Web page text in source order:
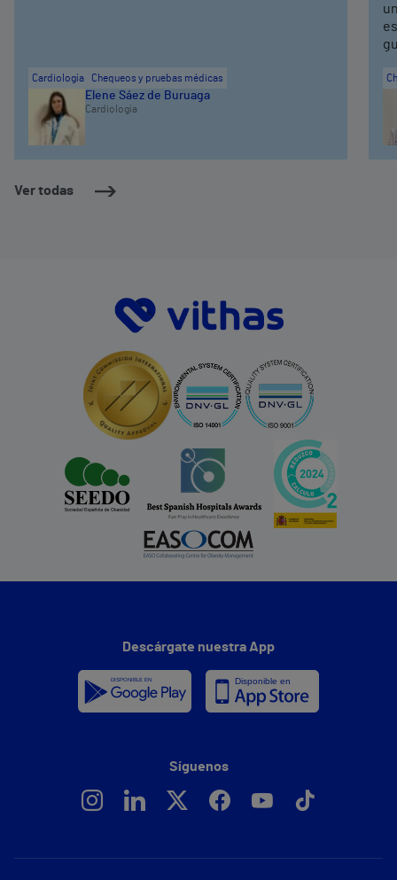
Ver todas
Cardiología Chequeos y pruebas médicas
Elene Sáez de Buruaga
Cardiología
Descárgate nuestra App
Síguenos